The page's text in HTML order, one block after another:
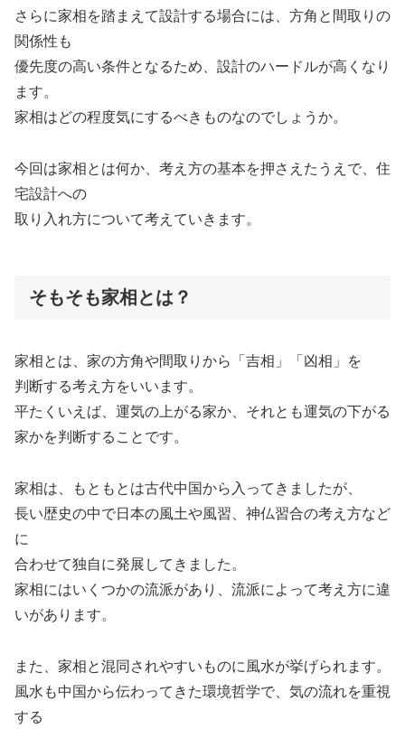
さらに家相を踏まえて設計する場合には、方角と間取りの
関係性も
優先度の高い条件となるため、設計のハードルが高くなり
ます。
家相はどの程度気にするべきものなのでしょうか。
今回は家相とは何か、考え方の基本を押さえたうえで、住
宅設計への
取り入れ方について考えていきます。
そもそも家相とは？
家相とは、家の方角や間取りから「吉相」「凶相」を
判断する考え方をいいます。
平たくいえば、運気の上がる家か、それとも運気の下がる
家かを判断することです。
家相は、もともとは古代中国から入ってきましたが、
長い歴史の中で日本の風土や風習、神仏習合の考え方など
に
合わせて独自に発展してきました。
家相にはいくつかの流派があり、流派によって考え方に違
いがあります。
また、家相と混同されやすいものに風水が挙げられます。
風水も中国から伝わってきた環境哲学で、気の流れを重視
する